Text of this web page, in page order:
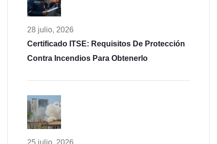
28 julio, 2026
Certificado ITSE: Requisitos De Protección
Contra Incendios Para Obtenerlo
25 julio, 2026